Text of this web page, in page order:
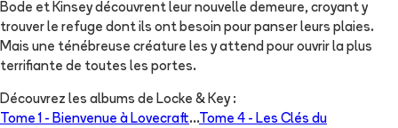
Bode et Kinsey découvrent leur nouvelle demeure, croyant y
trouver le refuge dont ils ont besoin pour panser leurs plaies.
Mais une ténébreuse créature les y attend pour ouvrir la plus
terrifiante de toutes les portes.
Découvrez les albums de Locke & Key:
Tome 1 - Bienvenue à Lovecraft...Tome 4 - Les Clés du